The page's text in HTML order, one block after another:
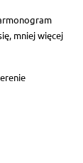
mniej więcej